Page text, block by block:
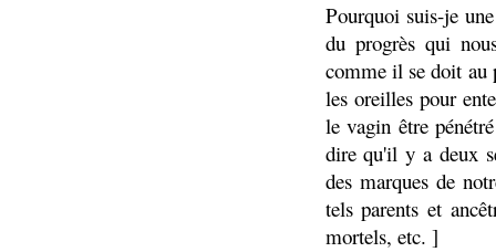
Pourquoi suis-je
du progrès qui
comme il se doit au
les oreilles pour
le vagin être
dire qu'il y a deux
des marques de
tels parents et
mortels, etc. ]